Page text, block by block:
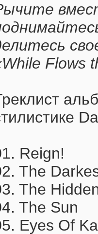
Flows
Reign!
The
The
The Sun
Eyes Of